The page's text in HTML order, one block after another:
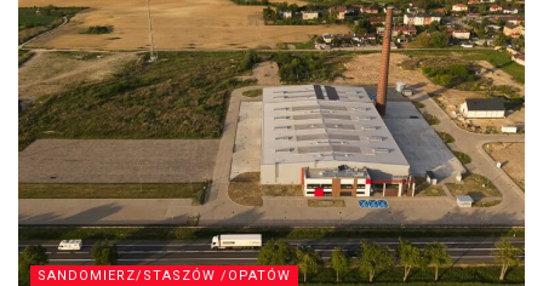
SANDOMIERZ/STASZÓW /OPATÓW